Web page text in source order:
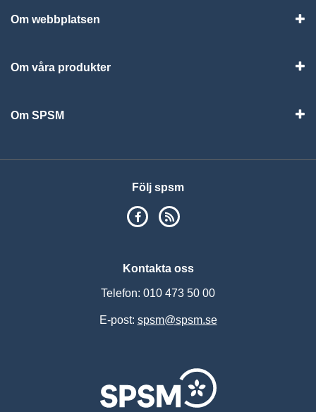
Om webbplatsen
Om våra produkter
Om SPSM
Följ spsm
SPSM på Facebook
Kontakta oss
Telefon: 010 473 50 00
E-post: spsm@spsm.se